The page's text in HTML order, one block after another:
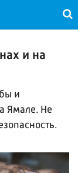
и на
и
Ямале. Не